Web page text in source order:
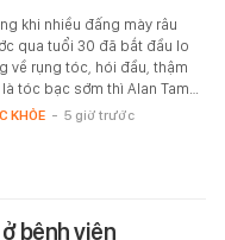
khi nhiều đấng mày râu
qua tuổi 30 đã bắt đầu lo
về rụng tóc, hói đầu, thậm
tóc bạc sớm thì Alan Tam…
KHỎE - 5 giờ trước
bệnh viện